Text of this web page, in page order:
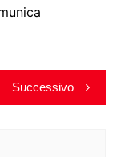
Successivo